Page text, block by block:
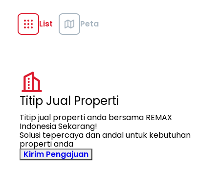
List Peta
Titip Jual Properti
Titip jual properti anda bersama REMAX
Indonesia Sekarang!
Solusi tepercaya dan andal untuk kebutuhan
properti anda
Kirim Pengajuan